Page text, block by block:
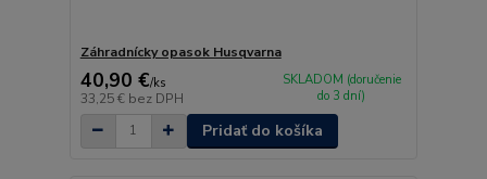
Záhradnícky opasok Husqvarna
40,90 €/ks
33,25 € bez DPH
SKLADOM (doručenie
do 3 dní)
Pridať do košíka